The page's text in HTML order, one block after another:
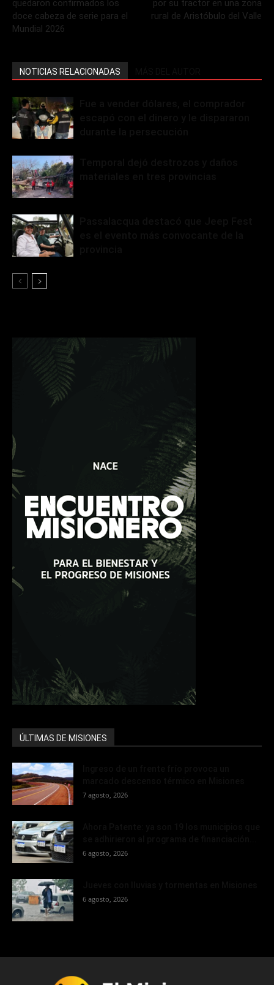
quedaron confirmados los
doce cabeza de serie para el
Mundial 2026
por su tractor en una zona
rural de Aristóbulo del Valle
NOTICIAS RELACIONADAS
ÚLTIMAS DE MISIONES
7 agosto, 2026
6 agosto, 2026
6 agosto, 2026